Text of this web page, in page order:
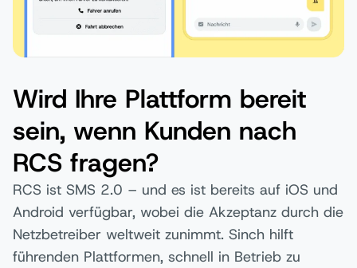
Wird Ihre Plattform bereit
sein, wenn Kunden nach
RCS fragen?
RCS ist SMS 2.0 – und es ist bereits auf iOS und
Android verfügbar, wobei die Akzeptanz durch die
Netzbetreiber weltweit zunimmt. Sinch hilft
führenden Plattformen, schnell in Betrieb zu